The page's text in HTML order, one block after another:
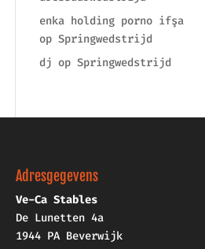
enka holding porno ifşa
opSpringwedstrijd
dj opSpringwedstrijd
Adresgegevens
Ve-Ca Stables
De Lunetten 4a
1944 PA Beverwijk